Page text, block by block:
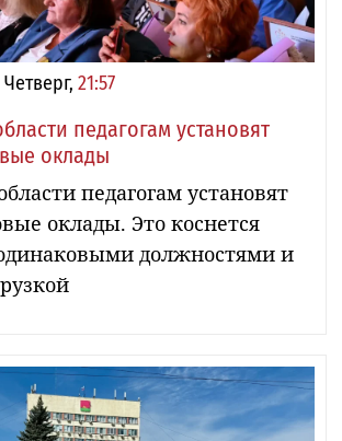
21:57
педагогам установят
оклады
педагогам установят
оклады. Это коснется
должностями и